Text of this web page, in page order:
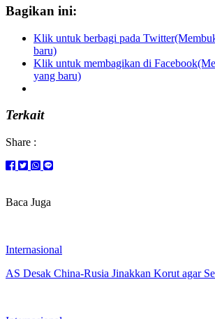
Bagikan ini:
Klik untuk berbagi pada
baru)
Klik untuk membagikan di
yang baru)
Terkait
Share :
Baca Juga
Internasional
AS Desak China-Rusia Jinakkan Korut agar